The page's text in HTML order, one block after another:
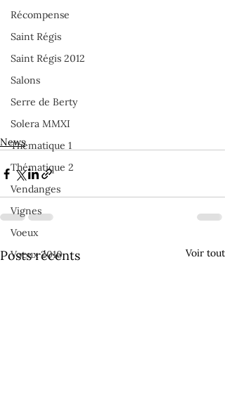
Récompense
Saint Régis
Saint Régis 2012
Salons
Serre de Berty
Solera MMXI
Thématique 1
Thématique 2
Vendanges
Vignes
Voeux
Voeux 2010
News
Posts récents Voir tout